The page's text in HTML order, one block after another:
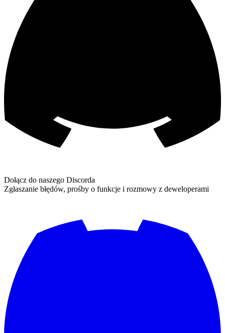
Dołącz do naszego Discorda
Zgłaszanie błędów, prośby o funkcje i rozmowy z deweloperami